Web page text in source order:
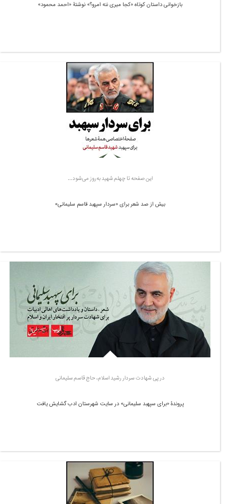
بازخوانی داستان کوتاه «کجا میری ننه امرو؟» نوشتۀ «احمد محمود»
این صفحه تا چهلم شهید به‌روز می‌شود...
بیش از صد شعر برای «سردار سپهبد قاسم سلیمانی»
در پی شهادت سردار رشید اسلام، حاج قاسم سلیمانی
پروندۀ «برای سپهبد سلیمانی» در سایت شهرستان ادب گشایش یافت